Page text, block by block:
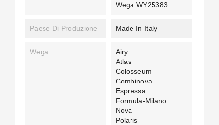
Wega WY25383
Paese Di Produzione Made In Italy
Wega
Airy
Atlas
Colosseum
Combinova
Espressa
Formula-Milano
Nova
Polaris